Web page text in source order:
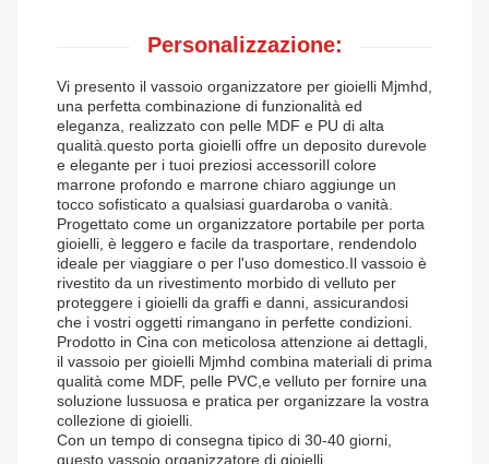
Personalizzazione:
Vi presento il vassoio organizzatore per gioielli Mjmhd,
una perfetta combinazione di funzionalità ed
eleganza, realizzato con pelle MDF e PU di alta
qualità.questo porta gioielli offre un deposito durevole
e elegante per i tuoi preziosi accessoriIl colore
marrone profondo e marrone chiaro aggiunge un
tocco sofisticato a qualsiasi guardaroba o vanità.
Progettato come un organizzatore portabile per porta
gioielli, è leggero e facile da trasportare, rendendolo
ideale per viaggiare o per l'uso domestico.Il vassoio è
rivestito da un rivestimento morbido di velluto per
proteggere i gioielli da graffi e danni, assicurandosi
che i vostri oggetti rimangano in perfette condizioni.
Prodotto in Cina con meticolosa attenzione ai dettagli,
il vassoio per gioielli Mjmhd combina materiali di prima
qualità come MDF, pelle PVC,e velluto per fornire una
soluzione lussuosa e pratica per organizzare la vostra
collezione di gioielli.
Con un tempo di consegna tipico di 30-40 giorni,
questo vassoio organizzatore di gioielli